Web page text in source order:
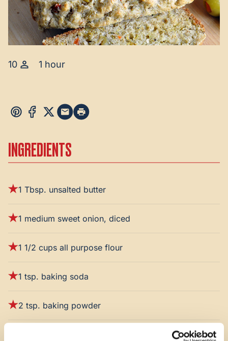
10 1 hour
INGREDIENTS
1 Tbsp. unsalted butter
1 medium sweet onion, diced
1 1/2 cups all purpose flour
1 tsp. baking soda
2 tsp. baking powder